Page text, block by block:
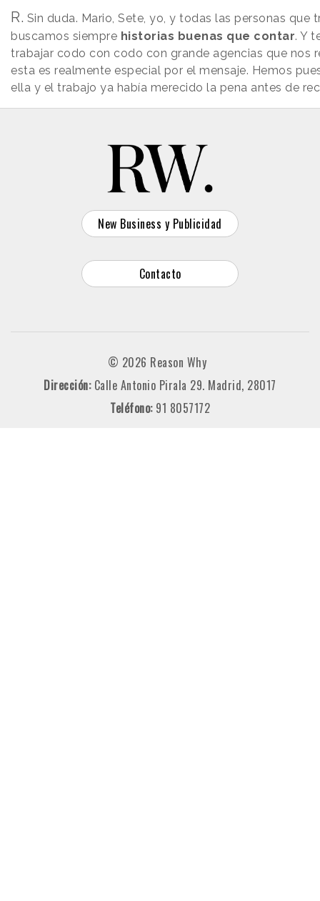
R. Sin duda. Mario, Sete, yo, y todas las personas que
buscamos siempre historias buenas que contar. Y
trabajar codo con codo con grande agencias que nos
esta es realmente especial por el mensaje. Hemos
ella y el trabajo ya había merecido la pena antes de
New Business y Publicidad
Contacto
© 2026 Reason Why
Dirección: Calle Antonio Pirala 29. Madrid, 28017
Teléfono: 91 8057172